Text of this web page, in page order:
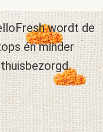
wordt de
én minder